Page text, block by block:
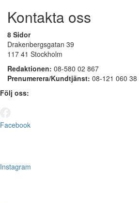
Kontakta oss
8 Sidor
Drakenbergsgatan 39
117 41 Stockholm
Redaktionen: 08-580 02 867
Prenumerera/Kundtjänst: 08-121 060 38
Följ oss:
Facebook
Instagram